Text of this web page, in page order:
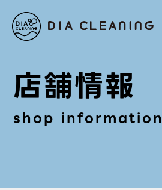
店舗情報
shop information